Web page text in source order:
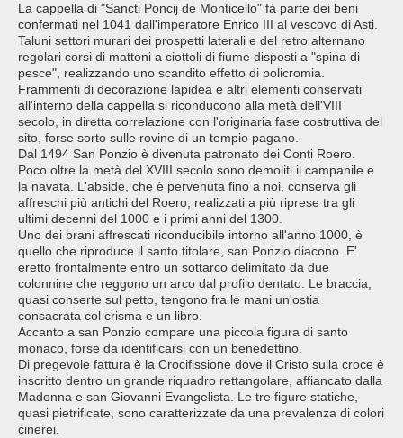
La cappella di "Sancti Poncij de Monticello" fà parte dei beni
confermati nel 1041 dall'imperatore Enrico III al vescovo di Asti.
Taluni settori murari dei prospetti laterali e del retro alternano
regolari corsi di mattoni a ciottoli di fiume disposti a "spina di
pesce", realizzando uno scandito effetto di policromia.
Frammenti di decorazione lapidea e altri elementi conservati
all'interno della cappella si riconducono alla metà dell'VIII
secolo, in diretta correlazione con l'originaria fase costruttiva del
sito, forse sorto sulle rovine di un tempio pagano.
Dal 1494 San Ponzio è divenuta patronato dei Conti Roero.
Poco oltre la metà del XVIII secolo sono demoliti il campanile e
la navata. L'abside, che è pervenuta fino a noi, conserva gli
affreschi più antichi del Roero, realizzati a più riprese tra gli
ultimi decenni del 1000 e i primi anni del 1300.
Uno dei brani affrescati riconducibile intorno all'anno 1000, è
quello che riproduce il santo titolare, san Ponzio diacono. E'
eretto frontalmente entro un sottarco delimitato da due
colonnine che reggono un arco dal profilo dentato. Le braccia,
quasi conserte sul petto, tengono fra le mani un'ostia
consacrata col crisma e un libro.
Accanto a san Ponzio compare una piccola figura di santo
monaco, forse da identificarsi con un benedettino.
Di pregevole fattura è la Crocifissione dove il Cristo sulla croce è
inscritto dentro un grande riquadro rettangolare, affiancato dalla
Madonna e san Giovanni Evangelista. Le tre figure statiche,
quasi pietrificate, sono caratterizzate da una prevalenza di colori
cinerei.